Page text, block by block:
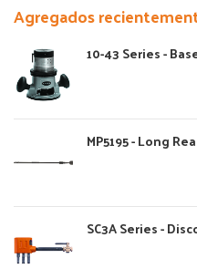
Agregados
10-43 Series -
MP5195 - Long
SC3A Series -